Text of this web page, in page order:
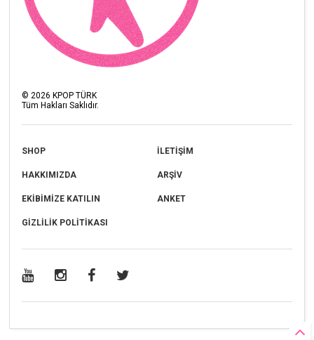
© 2026 KPOP TÜRK
Tüm Hakları Saklıdır.
SHOP İLETİŞİM
HAKKIMIZDA ARŞİV
EKİBİMİZE KATILIN ANKET
GİZLİLİK POLİTİKASI